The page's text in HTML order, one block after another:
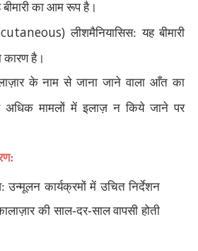
का आम रूप है।
लीशमैनियासिस: यह बीमारी
कारण है।
के नाम से जाना जाने वाला आँत का
मामलों में इलाज़ न किये जाने पर
उन्मूलन कार्यक्रमों में उचित निर्देशन
की साल-दर-साल वापसी होती